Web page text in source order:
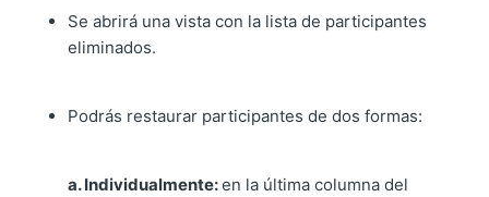
Se abrirá una vista con la lista de participantes
eliminados.
Podrás restaurar participantes de dos formas:
a. Individualmente:en la última columna del